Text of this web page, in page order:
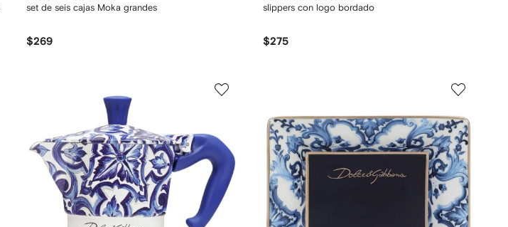
set de seis cajas Moka grandes
$269
slippers con logo bordado
$275